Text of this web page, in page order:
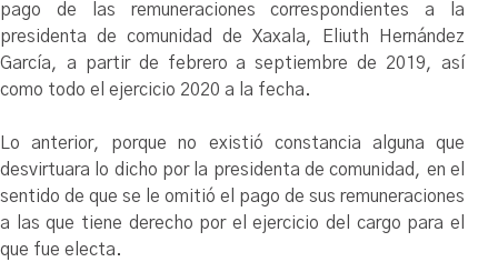
pago de las remuneraciones correspondientes a la
presidenta de comunidad de Xaxala, Eliuth Hernández
García, a partir de febrero a septiembre de 2019, así
como todo el ejercicio 2020 a la fecha.
Lo anterior, porque no existió constancia alguna que
desvirtuara lo dicho por la presidenta de comunidad, en el
sentido de que se le omitió el pago de sus remuneraciones
a las que tiene derecho por el ejercicio del cargo para el
que fue electa.